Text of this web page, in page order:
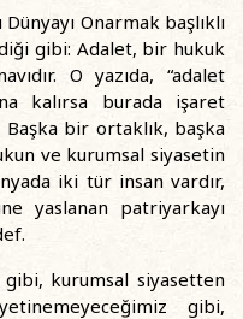
Dünyayı Onarmak başlıklı
gibi: Adalet, bir hukuk
O yazıda, “adalet
kalırsa burada işaret
bir ortaklık, başka
ve kurumsal siyasetin
iki tür insan vardır,
yaslanan patriyarkayı
kurumsal siyasetten
gibi,